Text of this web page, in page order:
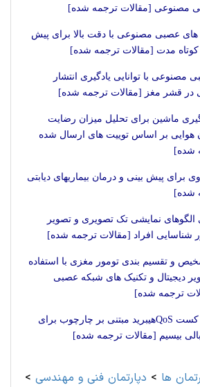
مصنوعی [مقالات ترجمه شده]
عصبی مصنوعی با دقت بالا برای پیش
کوتاه مدت [مقالات ترجمه شده]
با توانایی یادگیری انتشار
در قشر مغز [مقالات ترجمه شده]
ماشین برای تحلیل میزان رضایت
هوایی بر اساس توییت های ارسال شده
شده]
برای پیش بینی و درمان بیماریهای دیابتی
شده]
الگوهای نمایشی تک تصویری و تصویر
شناسایی افراد [مقالات ترجمه شده]
و تقسیم بندی تومور مغزی با استفاده
دیجیتال و تکنیک های شبکه عصبی
ترجمه شده]
پروتکل مولتی کست QoSهیبرید مبتنی بر چارچوب برای
بیسیم [مقالات ترجمه شده]
ها > دپارتمان فنی و مهندسی >